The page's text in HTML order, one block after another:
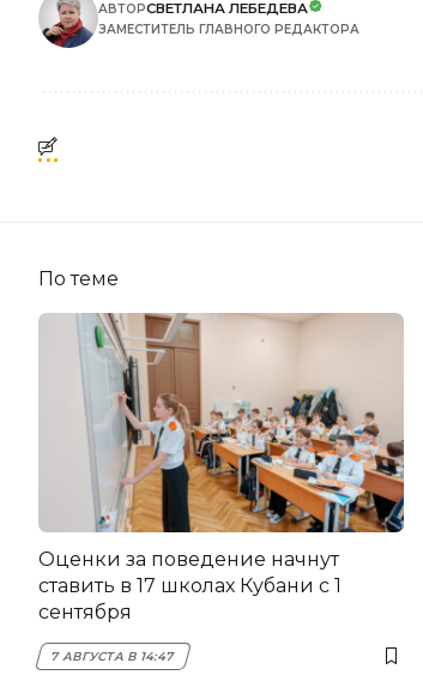
АВТОРСВЕТЛАНА ЛЕБЕДЕВА
ЗАМЕСТИТЕЛЬ ГЛАВНОГО РЕДАКТОРА
По теме
Оценки за поведение начнут
ставить в 17 школах Кубани с 1
сентября
7 АВГУСТА В 14:47